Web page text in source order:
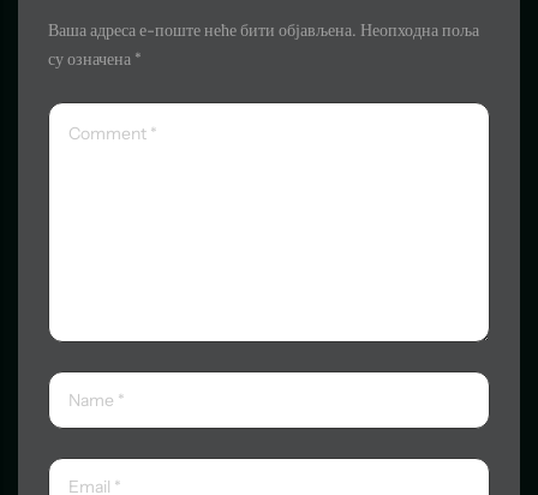
Ваша адреса е-поште неће бити објављена. Неопходна поља
су означена *